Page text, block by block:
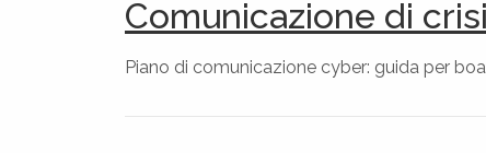
Comunicazione di
Piano di comunicazione cyber: guida per